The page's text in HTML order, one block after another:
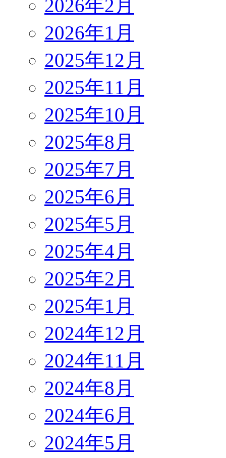
2026年2月
2026年1月
2025年12月
2025年11月
2025年10月
2025年8月
2025年7月
2025年6月
2025年5月
2025年4月
2025年2月
2025年1月
2024年12月
2024年11月
2024年8月
2024年6月
2024年5月